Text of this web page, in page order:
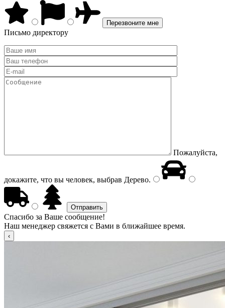
Письмо директору
Пожалуйста,
докажите, что вы человек, выбрав Дерево.
Спасибо за Ваше сообщение!
Наш менеджер свяжется с Вами в ближайшее время.